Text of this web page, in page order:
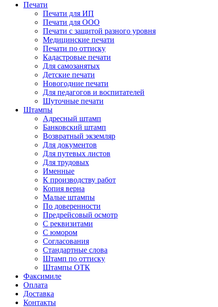
Печати
Печати для ИП
Печати для ООО
Печати с защитой разного уровня
Медицинские печати
Печати по оттиску
Кадастровые печати
Для самозанятых
Детские печати
Новогодние печати
Для педагогов и воспитателей
Шуточные печати
Штампы
Адресный штамп
Банковский штамп
Возвратный экземляр
Для документов
Для путевых листов
Для трудовых
Именные
К производству работ
Копия верна
Малые штампы
По доверенности
Предрейсовый осмотр
С реквизитами
С юмором
Согласования
Стандартные слова
Штамп по оттиску
Штампы ОТК
Факсимиле
Оплата
Доставка
Контакты